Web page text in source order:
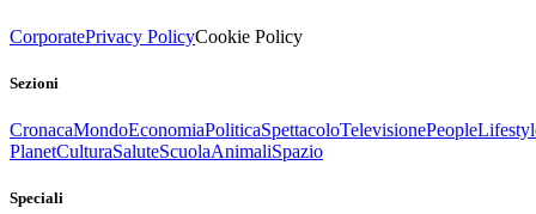
CorporatePrivacy PolicyCookie Policy
Sezioni
CronacaMondoEconomiaPoliticaSpettacoloTelevisionePeople
PlanetCulturaSaluteScuolaAnimaliSpazio
Speciali